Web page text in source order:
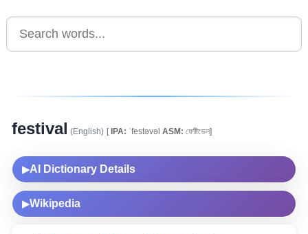
festival (English) [IPA: ˈfestəvəl ASM: ফেষ্টিভেল]
▶AI Dictionary Details
▶Wikipedia